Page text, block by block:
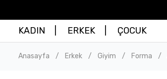
KADIN ERKEK ÇOCUK
Anasayfa / Erkek / Giyim / Forma /